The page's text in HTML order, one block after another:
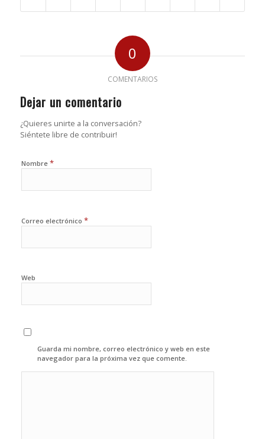
0
COMENTARIOS
Dejar un comentario
¿Quieres unirte a la conversación?
Siéntete libre de contribuir!
Nombre *
Correo electrónico *
Web
Guarda mi nombre, correo electrónico y web en este
navegador para la próxima vez que comente.